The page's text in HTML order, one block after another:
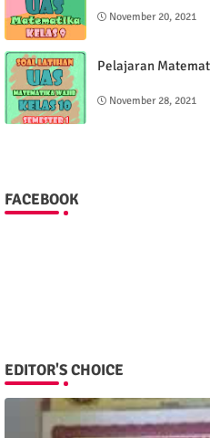
November 20, 2021
Pelajaran
November 28, 2021
FACEBOOK
EDITOR'S CHOICE